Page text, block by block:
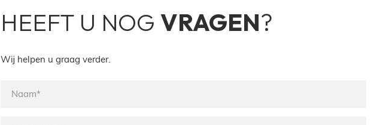
HEEFT U NOG VRAGEN?
Wij helpen u graag verder.
Naam*